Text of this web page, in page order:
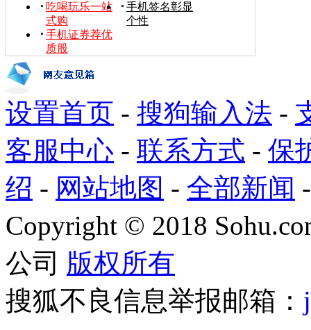
吃喝玩乐一站
式购
手机签名彰显
个性
手机证券荐优
质股
设置首页 - 搜狗输入法 -
客服中心 - 联系方式 - 保
绍 - 网站地图 - 全部新闻
Copyright © 2018
公司 版权所有
搜狐不良信息举报邮箱：